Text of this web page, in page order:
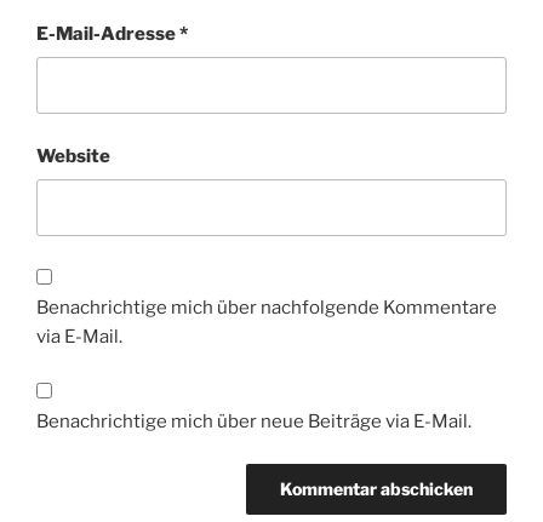
E-Mail-Adresse*
Website
Benachrichtige mich über nachfolgende Kommentare
via E-Mail.
Benachrichtige mich über neue Beiträge via E-Mail.